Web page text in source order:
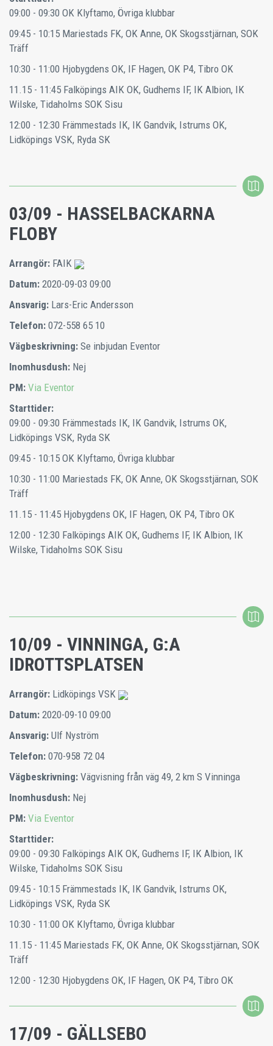
09:00 - 09:30 OK Klyftamo, Övriga klubbar
09:45 - 10:15 Mariestads FK, OK Anne, OK Skogsstjärnan, SOK
Träff
10:30 - 11:00 Hjobygdens OK, IF Hagen, OK P4, Tibro OK
11.15 - 11:45 Falköpings AIK OK, Gudhems IF, IK Albion, IK
Wilske, Tidaholms SOK Sisu
12:00 - 12:30 Främmestads IK, IK Gandvik, Istrums OK,
Lidköpings VSK, Ryda SK
03/09 - HASSELBACKARNA
FLOBY
Arrangör: FAIK
Datum: 2020-09-03 09:00
Ansvarig: Lars-Eric Andersson
Telefon: 072-558 65 10
Vägbeskrivning: Se inbjudan Eventor
Inomhusdush: Nej
PM: Via Eventor
Starttider:
09:00 - 09:30 Främmestads IK, IK Gandvik, Istrums OK,
Lidköpings VSK, Ryda SK
09:45 - 10:15 OK Klyftamo, Övriga klubbar
10:30 - 11:00 Mariestads FK, OK Anne, OK Skogsstjärnan, SOK
Träff
11.15 - 11:45 Hjobygdens OK, IF Hagen, OK P4, Tibro OK
12:00 - 12:30 Falköpings AIK OK, Gudhems IF, IK Albion, IK
Wilske, Tidaholms SOK Sisu
10/09 - VINNINGA, G:A
IDROTTSPLATSEN
Arrangör: Lidköpings VSK
Datum: 2020-09-10 09:00
Ansvarig: Ulf Nyström
Telefon: 070-958 72 04
Vägbeskrivning: Vägvisning från väg 49, 2 km S Vinninga
Inomhusdush: Nej
PM: Via Eventor
Starttider:
09:00 - 09:30 Falköpings AIK OK, Gudhems IF, IK Albion, IK
Wilske, Tidaholms SOK Sisu
09:45 - 10:15 Främmestads IK, IK Gandvik, Istrums OK,
Lidköpings VSK, Ryda SK
10:30 - 11:00 OK Klyftamo, Övriga klubbar
11.15 - 11:45 Mariestads FK, OK Anne, OK Skogsstjärnan, SOK
Träff
12:00 - 12:30 Hjobygdens OK, IF Hagen, OK P4, Tibro OK
17/09 - GÄLLSEBO